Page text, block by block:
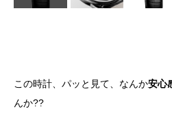
この時計、パッと見て、なんか安心
んか??